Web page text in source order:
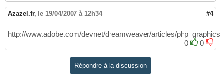
Azazel.fr, le 19/04/2007 à 12h34 #4
http://www.adobe.com/devnet/dreamweaver/articles/
0
0
Répondre à la discussion